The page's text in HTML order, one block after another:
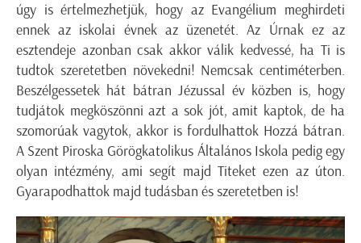
úgy is értelmezhetjük, hogy az Evangélium meghirdeti
ennek az iskolai évnek az üzenetét. Az Úrnak ez az
esztendeje azonban csak akkor válik kedvessé, ha Ti is
tudtok szeretetben növekedni! Nemcsak centiméterben.
Beszélgessetek hát bátran Jézussal év közben is, hogy
tudjátok megköszönni azt a sok jót, amit kaptok, de ha
szomorúak vagytok, akkor is fordulhattok Hozzá bátran.
A Szent Piroska Görögkatolikus Általános Iskola pedig egy
olyan intézmény, ami segít majd Titeket ezen az úton.
Gyarapodhattok majd tudásban és szeretetben is!